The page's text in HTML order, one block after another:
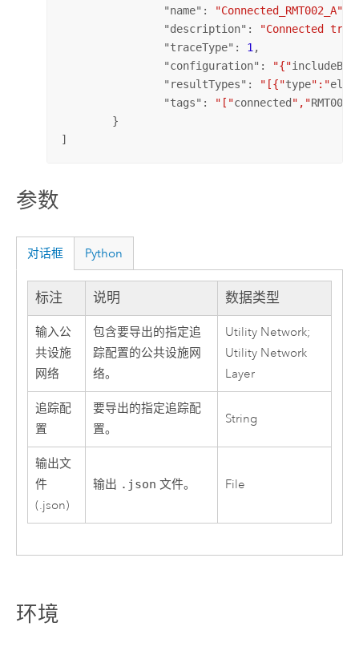
		"
name": "Connected_RMT002_A"
		"
description":
"Connected
		"
traceType": 1 ,
		"
configuration": "{"
		"
resultTypes": "[{"type":"
		"
tags": "["connected ","RMT002
]
参数
对话框 Python
标注 说明 数据类型
输入公
共设施
网络
包含要导出的指定追
踪配置的公共设施网
络。
Utility Network;
Utility Network
Layer
追踪配
置
要导出的指定追踪配
置。
String
输出文
件
(.json)
输出 .json 文件。 File
环境